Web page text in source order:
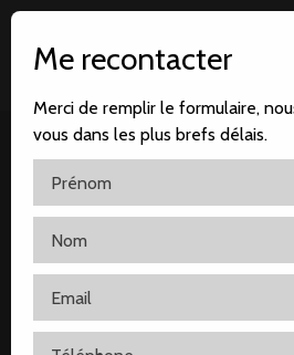
Accueil Notre agence
Me recontacter
Merci de remplir le formulaire,
vous dans les plus brefs délais.
Prénom
Nom
Email